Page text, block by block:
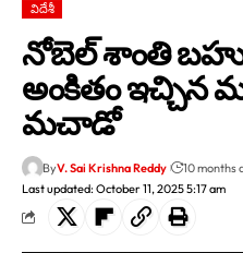
విదేశీ
నోబెల్ శాంతి
అంకితం
మచాడో
Last updated: October 11, 2025 5:17 am
ByV. Sai Krishna Reddy 10 months